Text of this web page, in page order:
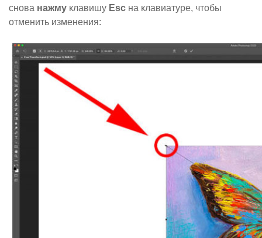
снова нажму клавишу Esc на клавиатуре, чтобы
отменить изменения: